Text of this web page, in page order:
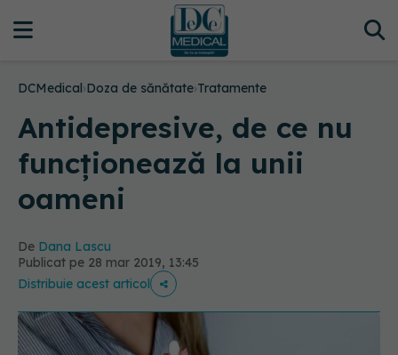
DCMedical›Doza de sănătate›Tratamente
Antidepresive, de ce nu
funcționează la unii
oameni
De Dana Lascu
Publicat pe 28 mar 2019, 13:45
Distribuie acest articol